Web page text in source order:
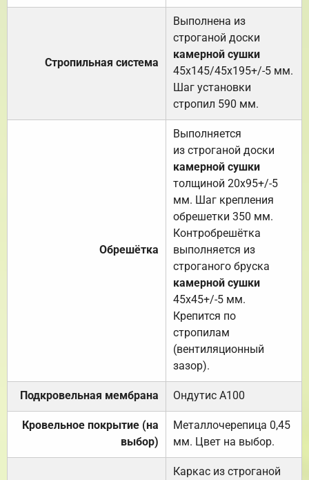
Стропильная система
Выполнена из
строганой доски
камерной сушки
45х145/45х195+/-5 мм.
Шаг установки
стропил 590 мм.
Обрешётка
Выполняется
из строганой доски
камерной сушки
толщиной 20х95+/-5
мм. Шаг крепления
обрешетки 350 мм.
Контробрешётка
выполняется из
строганого бруска
камерной сушки
45х45+/-5 мм.
Крепится по
стропилам
(вентиляционный
зазор).
Подкровельная мембрана Ондутис А100
Кровельное покрытие (на
выбор)
Металлочерепица 0,45
мм. Цвет на выбор.
Каркас из строганой